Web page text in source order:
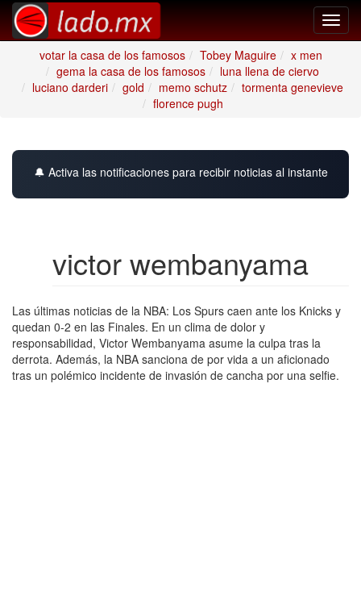
votar la casa de los famosos
Tobey Maguire
x men
gema la casa de los famosos
luna llena de ciervo
luciano darderi
gold memo schutz
tormenta genevieve
florence pugh
🔔 Activa las notificaciones para recibir noticias al instante
victor wembanyama
Las últimas noticias de la NBA: Los Spurs caen ante los Knicks y
quedan 0-2 en las Finales. En un clima de dolor y
responsabilidad, Victor Wembanyama asume la culpa tras la
derrota. Además, la NBA sanciona de por vida a un aficionado
tras un polémico incidente de invasión de cancha por una selfie.